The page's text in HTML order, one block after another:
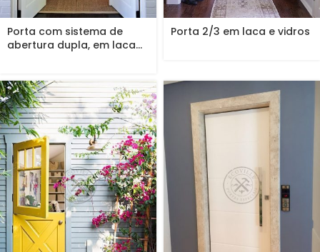
Porta com sistema de
abertura dupla, em laca...
Porta 2/3 em laca e vidros